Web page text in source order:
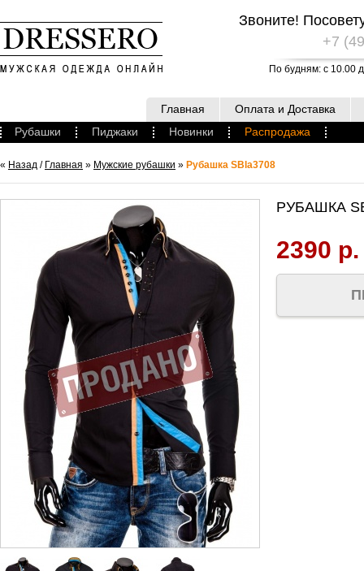
Звоните!
+7
По будням: с 10.00
Главная
Оплата и Доставка
Рубашки
Пиджаки Новинки Распродажа
« Назад / Главная » Мужские рубашки » Рубашка SBla3708
РУБАШКА
2390 р.